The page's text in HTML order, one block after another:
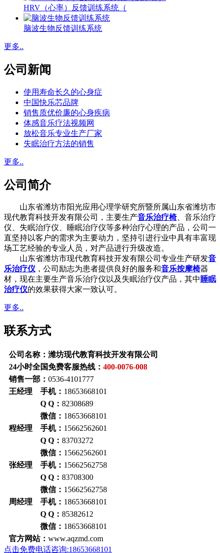
HRV（心率）反馈训练系统（
脑波生物反馈训练系统
更多..
公司新闻
使用寿命长久的心身症
中国快乐芯品牌
销售质优价廉的心身疾病
体感音乐疗法视频网
放松音乐专业生产厂家
失眠治疗方法的销售
更多..
公司简介
山东省潍坊市阳光应用心理学研究所暨所属山东省潍坊市
现代教育科技开发有限公司，主要生产音乐治疗椅、音乐治疗
仪、失眠治疗仪、睡眠治疗仪等多种治疗心理的产品，公司一
直坚持以客户的需求为主要动力，坚持引进行业中具有丰富现
场工艺经验的专业人员，对产品进行升级改造。
山东省潍坊市现代教育科技开发有限公司专业生产研发音
乐治疗仪 ，公司励志为患者提供良好的服务和音乐按摩椅器
材，现在主要生产音乐治疗仪以及失眠治疗仪产品，其中 睡眠
治疗仪的效果获得大家一致认可。
更多..
联系方式
公司名称：潍坊现代教育科技开发有限公司
24小时全国免费客服热线： 400-0076-008
销售一部： 0536-4101777
王经理 手机： 18653668101
Q Q： 82308689
微信： 18653668101
程经理 手机： 15662562601
Q Q： 83703272
微信： 15662562601
张经理 手机： 15662562758
Q Q： 83708300
微信： 15662562758
周经理 手机： 18653668101
Q Q： 85382612
微信： 18653668101
官方网站： www.aqzmd.com
点击免费电话咨询:18653668101